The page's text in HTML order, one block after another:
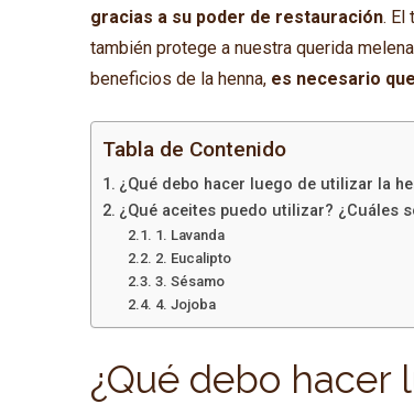
gracias a su poder de restauración. El
también protege a nuestra querida
beneficios de la henna, es necesario
Tabla de Contenido
¿Qué debo hacer luego de utilizar la
¿Qué aceites puedo utilizar? ¿Cuáles
1. Lavanda
2. Eucalipto
3. Sésamo
4. Jojoba
¿Qué debo hacer